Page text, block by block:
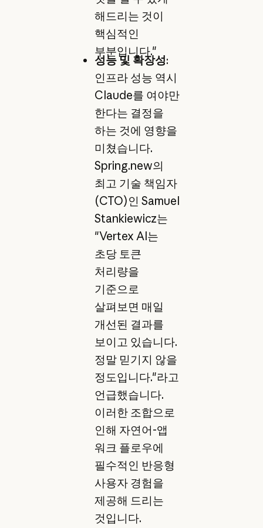
해드리는 것이
핵심적인
부분입니다."
성능 및 확장성:
인프라 성능 역시
Claude를 여야만
한다는 결정을
하는 것에 영향을
미쳤습니다.
Spring.new의
최고 기술 책임자
(CTO)인 Samuel
Stankiewicz는
"Vertex AI는
초당 토큰
처리량을
기준으로
살펴보면 매일
개선된 결과를
보이고 있습니다.
정말 믿기지 않을
정도입니다."라고
언급했습니다.
이러한 조합으로
인해 자연어-앱
워크 플로우에
필수적인 반응형
사용자 경험을
제공해 드리는
것입니다.